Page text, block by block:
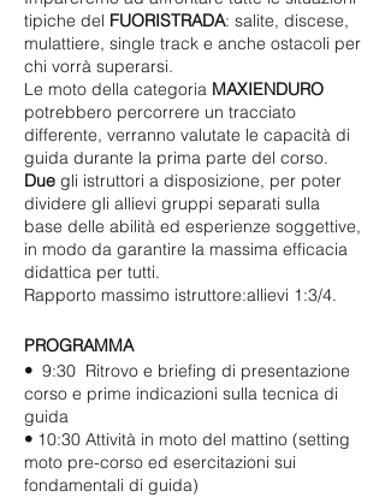
tipiche del FUORISTRADA: salite, discese,
mulattiere, single track e anche ostacoli per
chi vorrà superarsi.
Le moto della categoria MAXIENDURO
potrebbero percorrere un tracciato
differente, verranno valutate le capacità di
guida durante la prima parte del corso.
Due gli istruttori a disposizione, per poter
dividere gli allievi gruppi separati sulla
base delle abilità ed esperienze soggettive,
in modo da garantire la massima efficacia
didattica per tutti.
Rapporto massimo istruttore:allievi 1:3/4.
PROGRAMMA
• 9:30 Ritrovo e briefing di presentazione
corso e prime indicazioni sulla tecnica di
guida
• 10:30 Attività in moto del mattino (setting
moto pre-corso ed esercitazioni sui
fondamentali di guida)